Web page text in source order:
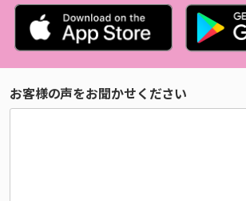
お客様の声をお聞かせください